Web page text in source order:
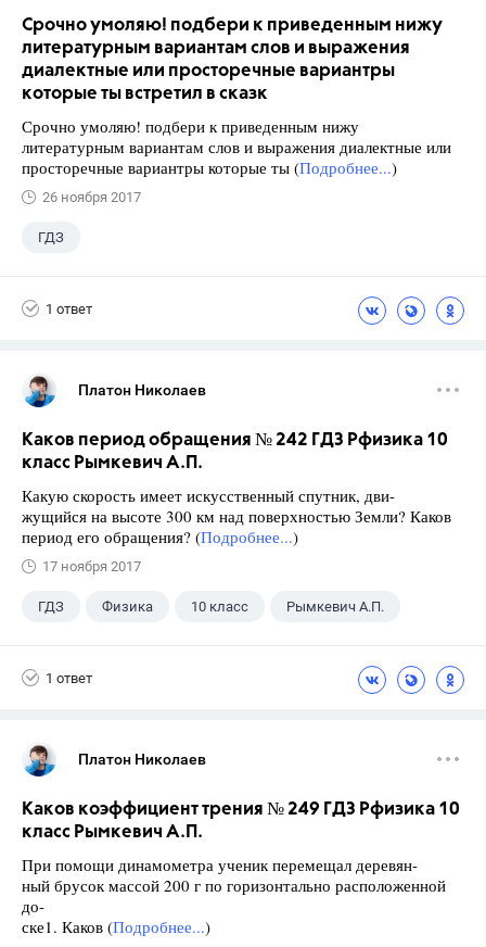
Срочно умоляю! подбери к приведенным нижу
литературным вариантам слов и выражения
диалектные или просторечные вариантры
которые ты встретил в сказк
Срочно умоляю! подбери к приведенным нижу
литературным вариантам слов и выражения диалектные или
просторечные вариантры которые ты (Подробнее...)
26 ноября 2017
ГДЗ
1 ответ
Платон Николаев
Каков период обращения № 242 ГДЗ Рфизика 10
класс Рымкевич А.П.
Какую скорость имеет искусственный спутник, дви-
жущийся на высоте 300 км над поверхностью Земли? Каков
период его обращения? (Подробнее...)
17 ноября 2017
ГДЗ Физика 10 класс Рымкевич А.П.
1 ответ
Платон Николаев
Каков коэффициент трения № 249 ГДЗ Рфизика 10
класс Рымкевич А.П.
При помощи динамометра ученик перемещал деревян-
ный брусок массой 200 г по горизонтально расположенной
до-
ске1. Каков (Подробнее...)